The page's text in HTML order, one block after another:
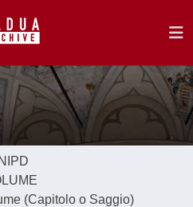
(Capitolo o Saggio)